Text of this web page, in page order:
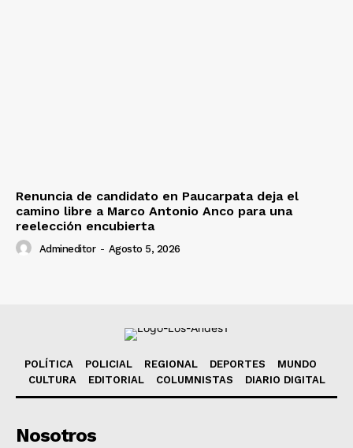
Renuncia de candidato en Paucarpata deja el
camino libre a Marco Antonio Anco para una
reelección encubierta
Admineditor - Agosto 5, 2026
POLÍTICA POLICIAL REGIONAL DEPORTES
MUNDO
CULTURA
EDITORIAL COLUMNISTAS DIARIO DIGITAL
Nosotros